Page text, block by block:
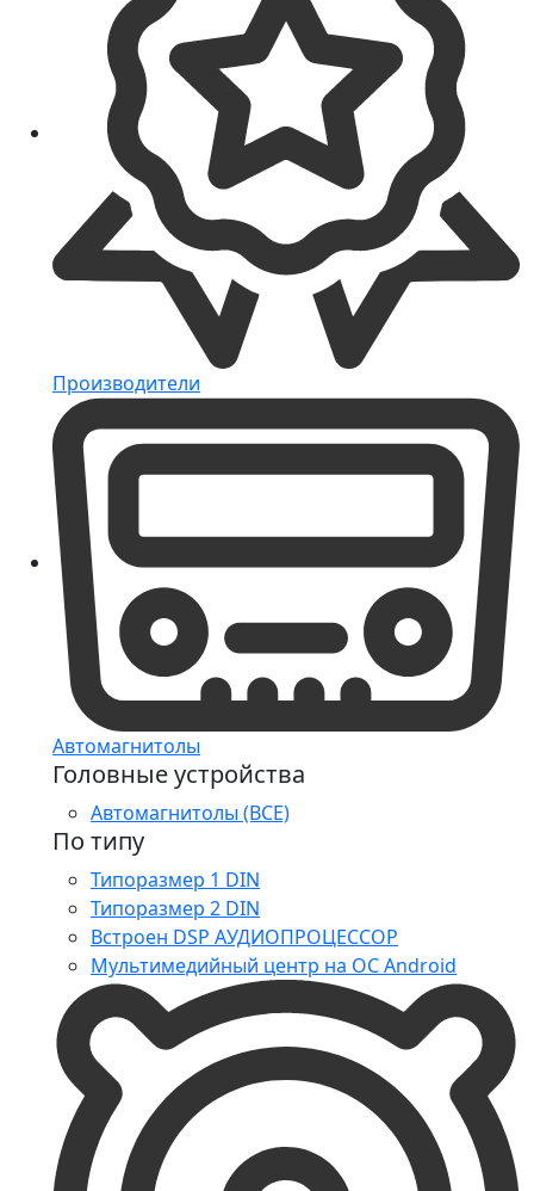
Производители
Автомагнитолы
Головные устройства
Автомагнитолы (ВСЕ)
По типу
Типоразмер 1 DIN
Типоразмер 2 DIN
Встроен DSP АУДИОПРОЦЕССОР
Мультимедийный центр на ОС Android